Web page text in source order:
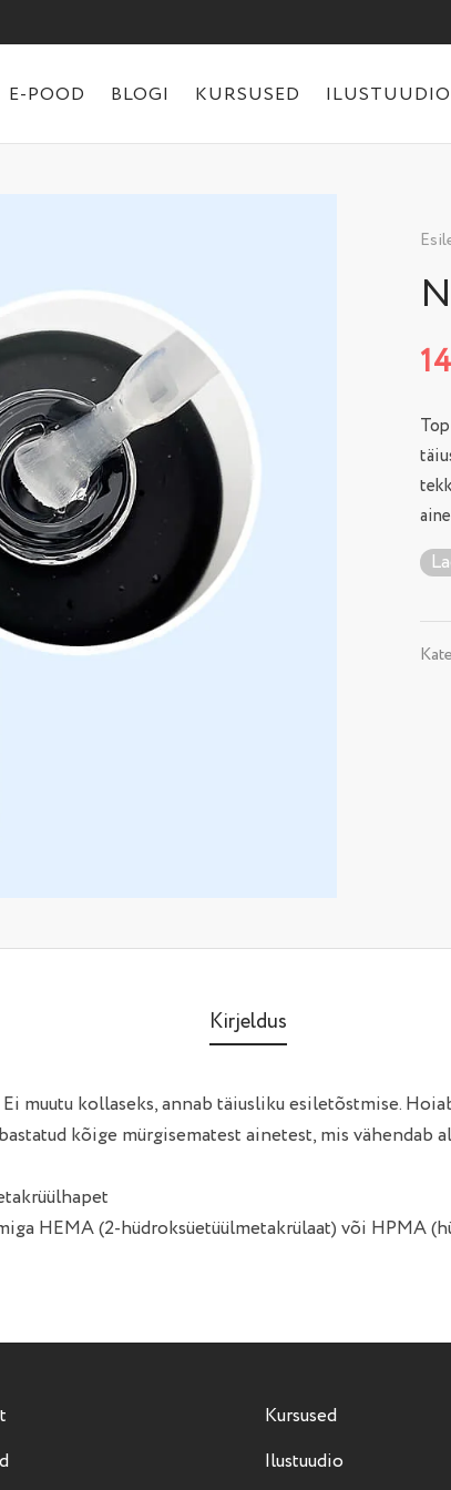
E-POOD BLOGI KURSUSED ILUSTUUDIO
Kirjeldus
muutu kollaseks, annab täiusliku esiletõstmise.
kõige mürgisematest ainetest, mis vähendab
HEMA (2-hüdroksüetüülmetakrülaat) või HPMA
Kursused
Ilustuudio